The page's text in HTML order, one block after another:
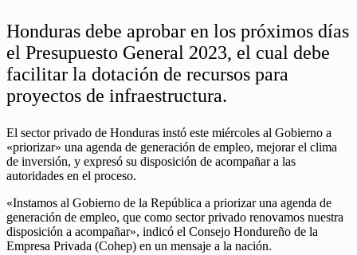
Honduras debe aprobar en los próximos días
el Presupuesto General 2023, el cual debe
facilitar la dotación de recursos para
proyectos de infraestructura.
El sector privado de Honduras instó este miércoles al Gobierno a
«priorizar» una agenda de generación de empleo, mejorar el clima
de inversión, y expresó su disposición de acompañar a las
autoridades en el proceso.
«Instamos al Gobierno de la República a priorizar una agenda de
generación de empleo, que como sector privado renovamos nuestra
disposición a acompañar», indicó el Consejo Hondureño de la
Empresa Privada (Cohep) en un mensaje a la nación.